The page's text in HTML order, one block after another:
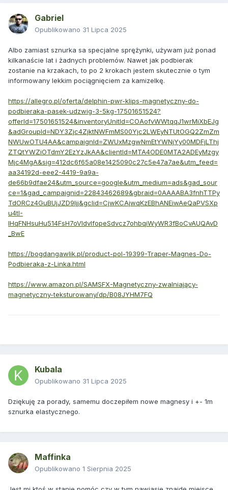
Gabriel
Opublikowano 31 Lipca 2025
Albo zamiast sznurka sa specjalne sprężynki, używam już ponad
kilkanaście lat i żadnych problemów. Nawet jak podbierak
zostanie na krzakach, to po 2 krokach jestem skutecznie o tym
informowany lekkim pociągnięciem za kamizelkę.
https://allegro.pl/oferta/delphin-pwr-klips-magnetyczny-do-
podbieraka-pasek-udzwig-3-5kg-17501651524?
offerId=17501651524&inventoryUnitId=COAofvWWtqqJ1wrMiXbEJg
&adGroupId=NDY3Zjc4ZjktNWFmMS00Yjc2LWEyNTUtOGQ2ZmZm
NWUwOTU4AA&campaignId=ZWUxMzgwNmEtYWNjYy00MDFjLThj
ZTQtYWZiOTdmY2EzYzJkAA&clientId=MTA4ODE0MTA2ADEyMzgy
Mjc4MgA&sig=412dc6f65a08e1425090c27c5e47a7ae&utm_feed=
aa34192d-eee2-4419-9a9a-
de66b9dfae24&utm_source=google&utm_medium=ads&gad_sour
ce=1&gad_campaignid=22843462689&gbraid=0AAAABA3fnhTTPy
TdORCz4GuBUjJZD9ljj&gclid=CjwKCAjwqKzEBhANEiwAeQaPVSXp
u4tI-
lHqFNHsuHu514FsH7oVIdvIfopeSdvcz7ohbqiWyWR3fBoCvAUQAvD
_BwE
https://bogdangawlik.pl/product-pol-19399-Traper-Magnes-Do-
Podbieraka-z-Linka.html
https://www.amazon.pl/SAMSFX-Magnetyczny-zwalniający-
magnetyczny-teksturowany/dp/B08JYHM7FQ
Kubala
Opublikowano 31 Lipca 2025
Dziękuję za porady, samemu doczepiłem nowe magnesy i +- 1m
sznurka elastycznego.
Maffinka
Opublikowano 1 Sierpnia 2025